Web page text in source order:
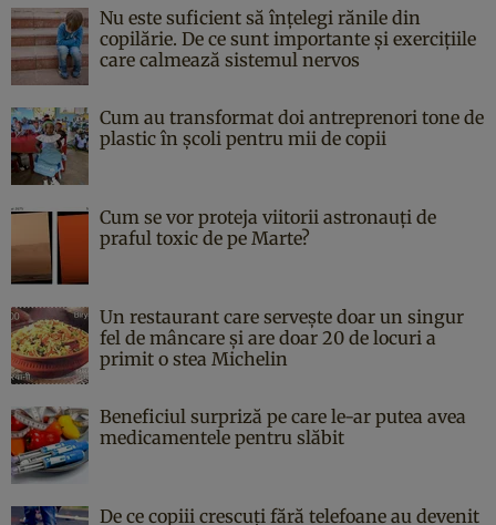
Nu este suficient să înțelegi rănile din
copilărie. De ce sunt importante și exercițiile
care calmează sistemul nervos
Cum au transformat doi antreprenori tone de
plastic în școli pentru mii de copii
Cum se vor proteja viitorii astronauți de
praful toxic de pe Marte?
Un restaurant care servește doar un singur
fel de mâncare și are doar 20 de locuri a
primit o stea Michelin
Beneficiul surpriză pe care le-ar putea avea
medicamentele pentru slăbit
De ce copiii crescuți fără telefoane au devenit